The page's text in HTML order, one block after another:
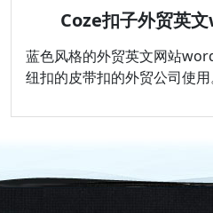
Coze扣子外贸英
蓝色风格的外贸英文网站
纽扣的皮带扣的外贸公司使用